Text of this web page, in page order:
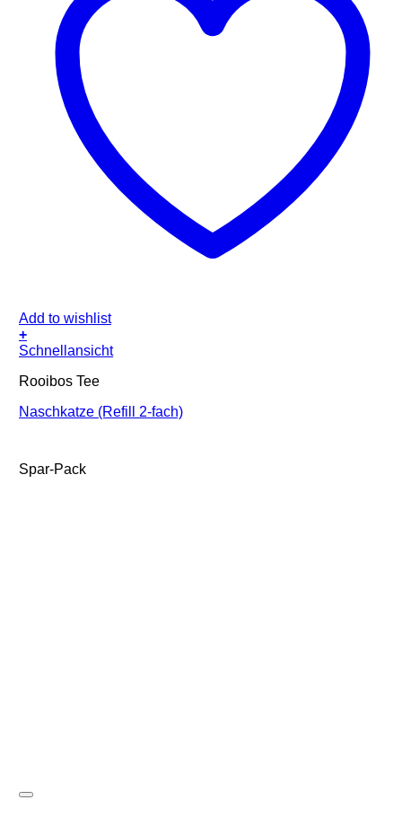
Add to wishlist
+
Schnellansicht
Rooibos Tee
Naschkatze (Refill 2-fach)
Spar-Pack